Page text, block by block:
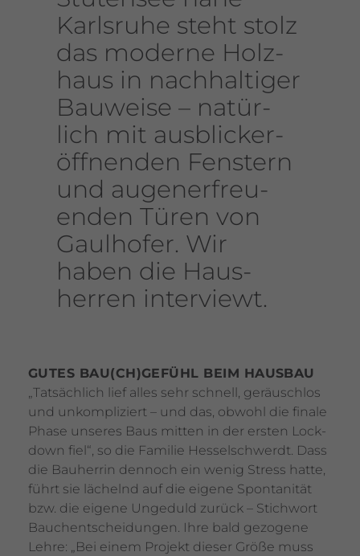
Karls­ruhe steht stolz
das moderne Holz­
haus in nach­hal­tiger
Bauweise – natür­
lich mit ausbli­cker­
öff­nenden Fens­tern
und augen­er­freu­
enden Türen von
Gaul­hofer. Wir
haben die Haus­
herren inter­viewt.
GUTES BAU(CH)GEFÜHL BEIM HAUSBAU
„Tatsäch­lich lief alles sehr schnell, geräuschlos
und unkom­pli­ziert – und das, obwohl die finale
Phase unseres Baus mitten in der ersten Lock­
down fiel“, so die Familie Hessel­schwerdt. Dass
die Bauherrin dennoch ein wenig Stress hatte,
führt sie lächelnd auf die eigene Spon­ta­nität
bzw. die eigene Unge­duld zurück – Stich­wort
Bauch­ent­schei­dungen. Ihre bald gezo­gene
Lehre: „Bei einem Projekt dieser Größe muss